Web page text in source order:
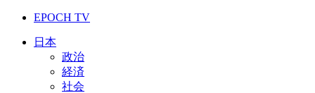
EPOCH TV
日本
政治
経済
社会